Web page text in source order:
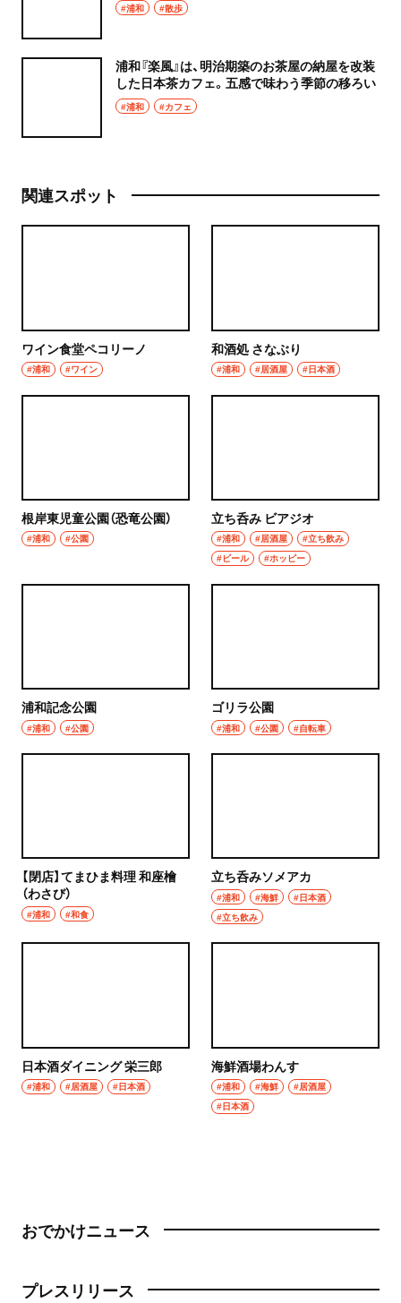
#浦和 #散歩
浦和『楽風』は、明治期築のお茶屋の納屋を改装
した日本茶カフェ。五感で味わう季節の移ろい
#浦和 #カフェ
関連スポット
ワイン食堂ペコリーノ
#浦和 #ワイン
和酒処 さなぶり
#浦和 #居酒屋 #日本酒
根岸東児童公園（恐竜公園）
#浦和 #公園
立ち呑み ビアジオ
#浦和 #居酒屋
#立ち飲み
#ビール
#ホッピー
浦和記念公園
#浦和 #公園
ゴリラ公園
#浦和 #公園 #自転車
【閉店】てまひま料理 和座檜
（わさび）
#浦和 #和食
立ち呑みソメアカ
#浦和 #海鮮
#日本酒
#立ち飲み
日本酒ダイニング 栄三郎
#浦和 #居酒屋 #日本酒
海鮮酒場わんす
#浦和 #海鮮
#居酒屋
#日本酒
おでかけニュース
プレスリリース